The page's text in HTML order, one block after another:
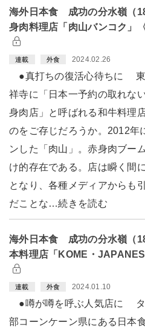
海外日本食 成功の分水嶺（
身肉料理店「肉山バンコク」〈
連載 外食 2024.02.26
●真打ちの復活心待ちに 東
祥寺に「日本一予約の取れな
身肉店」と呼ばれる和牛料理
のをご存じだろうか。2012年
ンした「肉山」。赤身肉ブー
け的存在である。店は瞬く間
となり、各種メディアからも
だことな…続きを読む
海外日本食 成功の分水嶺（
本料理店「KOME・
連載 外食 2024.01.10
●噂が噂を呼ぶ人気店に タ
部コーンケーン県にある日本